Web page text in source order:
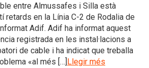
entre Almussafes i Silla està
retards en la Línia C-2 de Rodalia de
Adif. Adif ha informat aquest
registrada en les instal·lacions a
de cable i ha indicat que treballa
«al més […] Llegir més